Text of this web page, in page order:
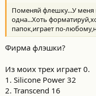
Поменяй флешку...У меня
одна...Хоть
папок,играет по-
Фирма флэшки?
Из моих трех играет 0.
1. Silicone Power 32
2. Transcend 16